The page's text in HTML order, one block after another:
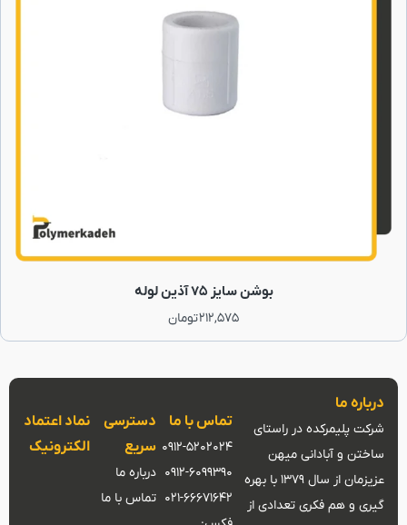
بوشن سایز 75 آذین لوله
212,575تومان
درباره ما
شرکت پلیمرکده در راستای
ساختن و آبادانی میهن
عزیزمان از سال 1379 با بهره
گیری و هم فکری تعدادی از
تماس با ما
0912-5202024
0912-6099390
021-66671642
دسترسی
سریع
درباره ما
تماس با ما
نماد اعتماد
الکترونیک